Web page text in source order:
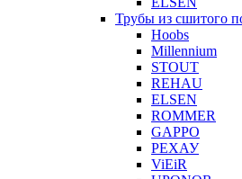
Трубы из сшитого
Hoobs
Millennium
STOUT
REHAU
ELSEN
ROMMER
GAPPO
РЕХАУ
ViEiR